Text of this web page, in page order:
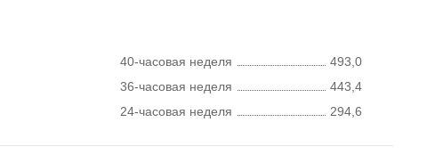
40-часовая неделя
493,0
36-часовая неделя
443,4
24-часовая неделя
294,6